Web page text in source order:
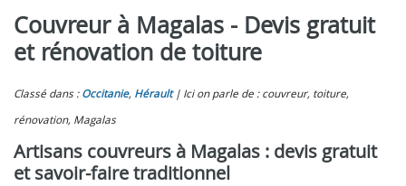
Couvreur à Magalas - Devis gratuit
et rénovation de toiture
Classé dans : Occitanie, Hérault
Ici on parle de : couvreur, toiture,
rénovation, Magalas
Artisans couvreurs à Magalas : devis gratuit
et savoir-faire traditionnel